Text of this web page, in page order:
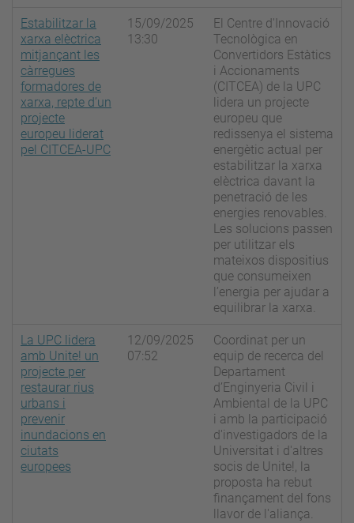
Estabilitzar la
xarxa elèctrica
mitjançant les
càrregues
formadores de
xarxa, repte d’un
projecte
europeu liderat
pel CITCEA-UPC
15/09/2025
13:30
El Centre d'Innovació
Tecnològica en
Convertidors Estàtics
i Accionaments
(CITCEA) de la UPC
lidera un projecte
europeu que
redissenya el sistema
energètic actual per
estabilitzar la xarxa
elèctrica davant la
penetració de les
energies renovables.
Les solucions passen
per utilitzar els
mateixos dispositius
que consumeixen
l’energia per ajudar a
equilibrar la xarxa.
La UPC lidera
amb Unite! un
projecte per
restaurar rius
urbans i
prevenir
inundacions en
ciutats
europees
12/09/2025
07:52
Coordinat per un
equip de recerca del
Departament
d’Enginyeria Civil i
Ambiental de la UPC
i amb la participació
d'investigadors de la
Universitat i d'altres
socis de Unite!, la
proposta ha rebut
finançament del fons
llavor de l'aliança.